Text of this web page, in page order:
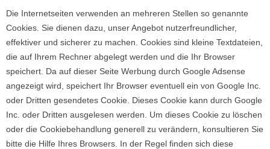
Die Internetseiten verwenden an mehreren Stellen so genannte
Cookies. Sie dienen dazu, unser Angebot nutzerfreundlicher,
effektiver und sicherer zu machen. Cookies sind kleine Textdateien,
die auf Ihrem Rechner abgelegt werden und die Ihr Browser
speichert. Da auf dieser Seite Werbung durch Google Adsense
angezeigt wird, speichert Ihr Browser eventuell ein von Google Inc.
oder Dritten gesendetes Cookie. Dieses Cookie kann durch Google
Inc. oder Dritten ausgelesen werden. Um dieses Cookie zu löschen
oder die Cookiebehandlung generell zu verändern, konsultieren Sie
bitte die Hilfe Ihres Browsers. In der Regel finden sich diese